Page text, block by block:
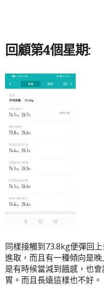
回顧第4個星期:
同樣接觸到73.8kg便彈回
進取，而且有一種傾向是
是有時候當減到餓感，也
胃。而且長遠這樣也不好。